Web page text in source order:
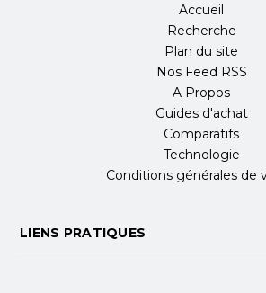
Accueil
Recherche
Plan du site
Nos Feed RSS
A Propos
Guides d'achat
Comparatifs
Technologie
Conditions générales de
LIENS PRATIQUES